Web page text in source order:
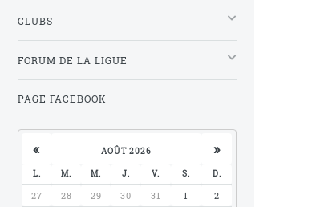
CLUBS
FORUM DE LA LIGUE
PAGE FACEBOOK
« AOÛT 2026 »
L. M. M. J. V. S. D.
27 28 29 30 31 1
2